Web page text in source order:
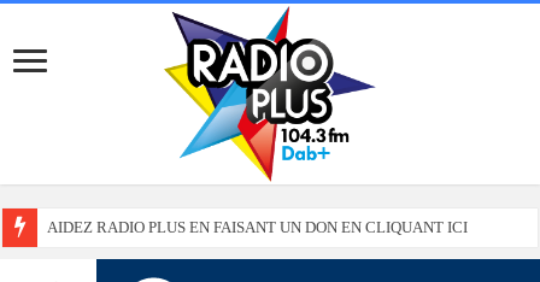
AIDEZ RADIO PLUS EN FAISANT UN DON EN CLIQUANT ICI